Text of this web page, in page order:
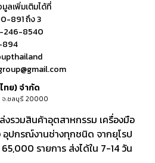
ลเพิ่มเติมได้ที่
891 ถึง 3
246-8540
894
ทย) จำกัด
จ.ชลบุรี 20000
งรวมสินค้าอุตสาหกรรม เครื่องมือ
อุปกรณ์งานช่างทุกชนิด จากยุโรป
รายการ ส่งได้ใน 7-14 วัน